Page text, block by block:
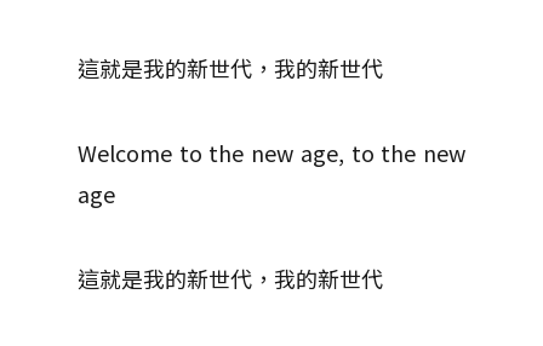
這就是我的新世代，我的新世代
Welcome to the new age, to the new
age
這就是我的新世代，我的新世代